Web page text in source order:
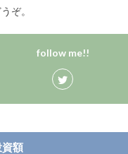
ぞ。
follow me!!
額